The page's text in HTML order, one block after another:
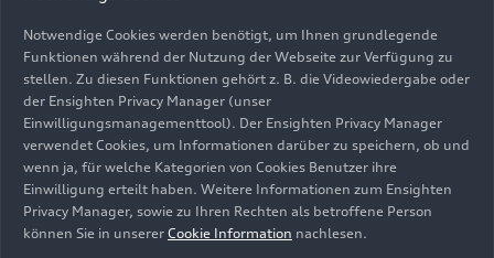
Notwendige Cookies werden benötigt, um Ihnen grundlegende
Funktionen während der Nutzung der Webseite zur Verfügung zu
stellen. Zu diesen Funktionen gehört z. B. die Videowiedergabe oder
der Ensighten Privacy Manager (unser
Einwilligungsmanagementtool). Der Ensighten Privacy Manager
verwendet Cookies, um Informationen darüber zu speichern, ob und
wenn ja, für welche Kategorien von Cookies Benutzer ihre
Einwilligung erteilt haben. Weitere Informationen zum Ensighten
Privacy Manager, sowie zu Ihren Rechten als betroffene Person
können Sie in unserer Cookie Information nachlesen.